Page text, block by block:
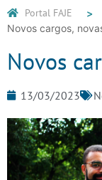
Portal FAJE
Novos cargos,
Novos
13/03/2023